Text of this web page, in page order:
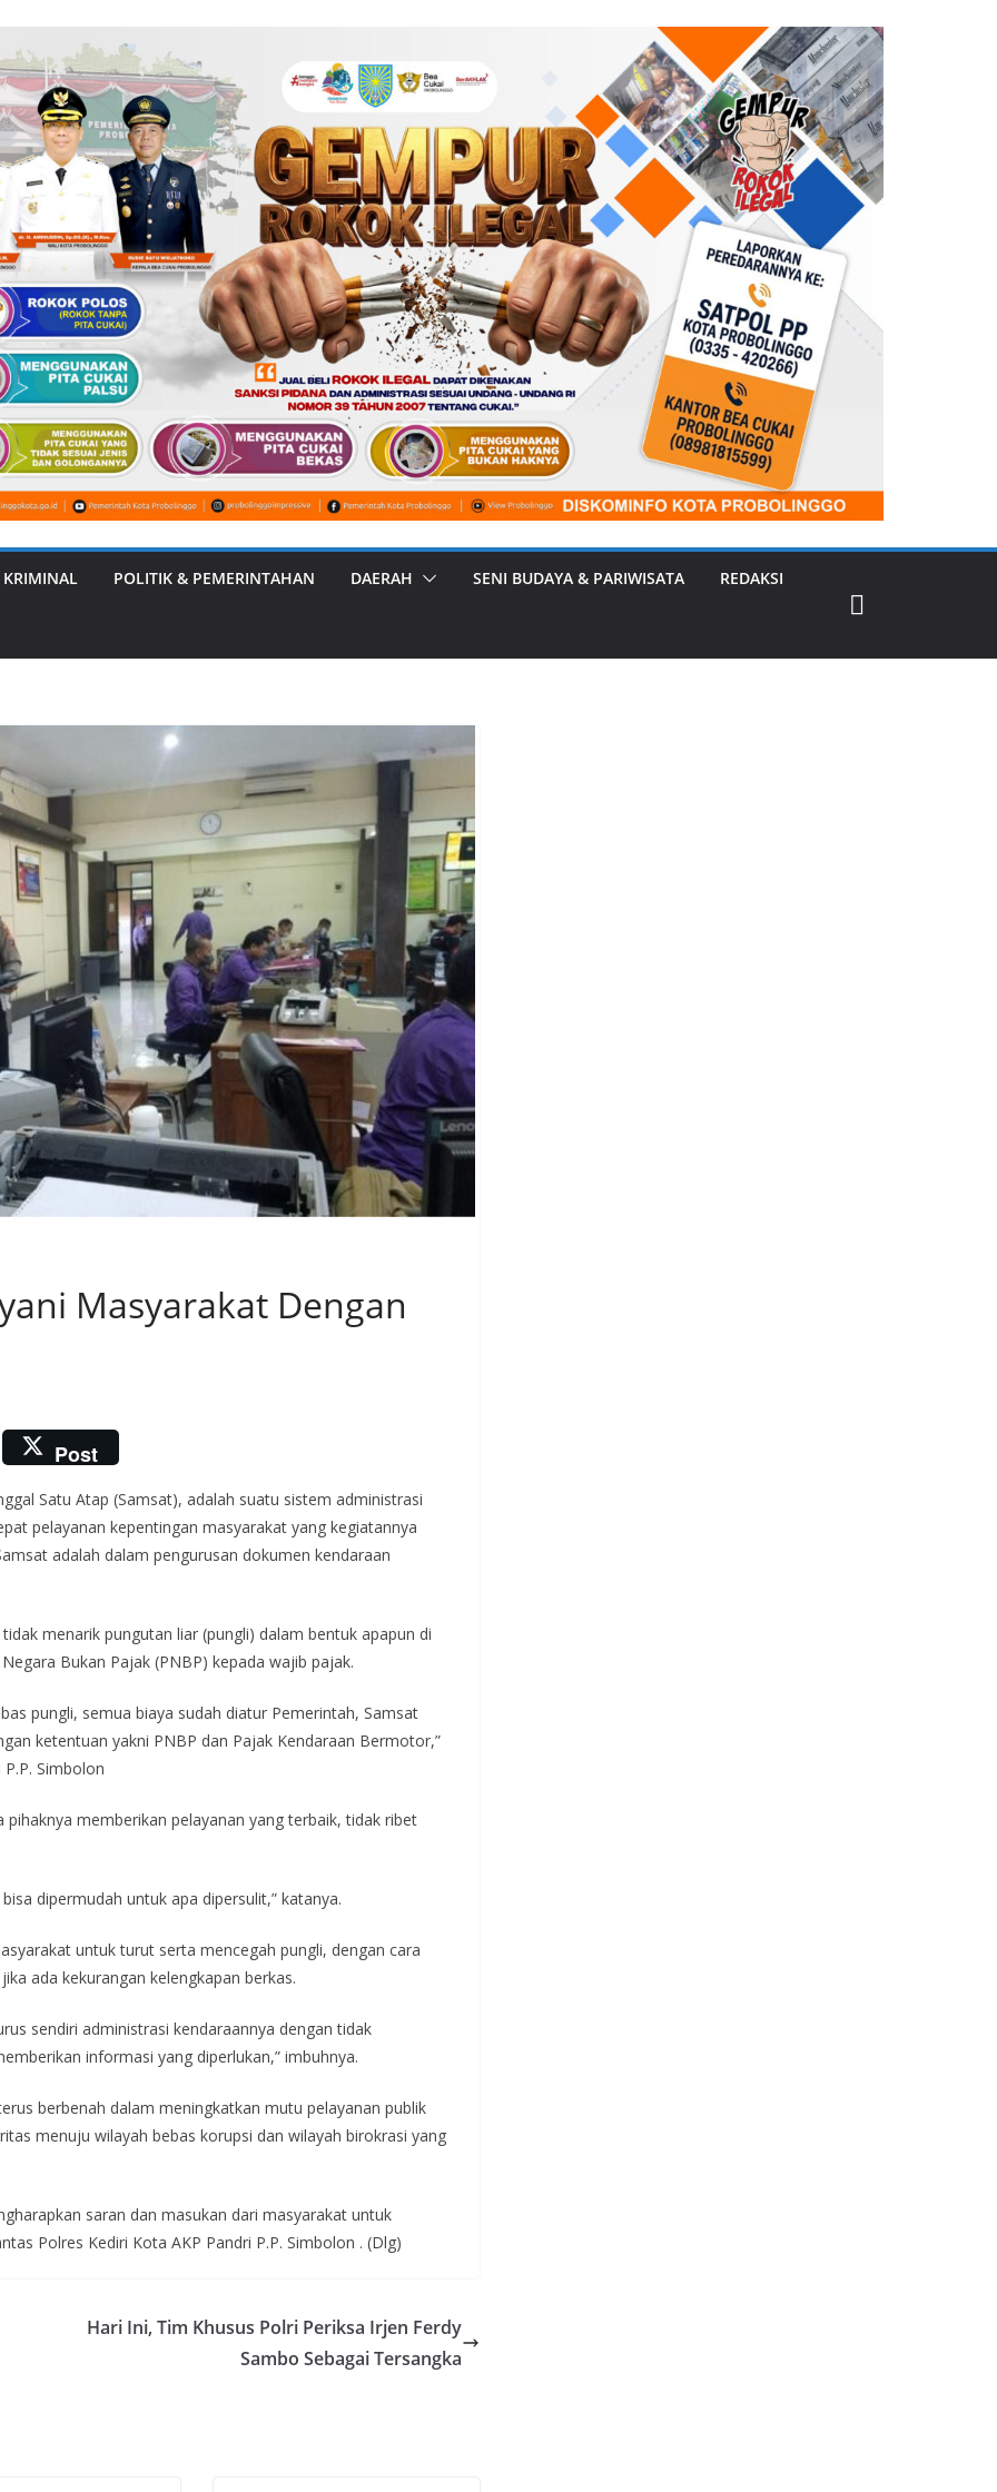
POLITIK & PEMERINTAHAN DAERAH SENI BUDAYA & PARIWISATA REDAKSI
Masyarakat Dengan
Post
Satu Atap (Samsat), adalah suatu sistem administrasi
pelayanan kepentingan masyarakat yang kegiatannya
adalah dalam pengurusan dokumen kendaraan
menarik pungutan liar (pungli) dalam bentuk apapun di
Bukan Pajak (PNBP) kepada wajib pajak.
pungli, semua biaya sudah diatur Pemerintah, Samsat
ketentuan yakni PNBP dan Pajak Kendaraan Bermotor,”
Simbolon
memberikan pelayanan yang terbaik, tidak ribet
dipermudah untuk apa dipersulit,” katanya.
untuk turut serta mencegah pungli, dengan cara
ada kekurangan kelengkapan berkas.
sendiri administrasi kendaraannya dengan tidak
informasi yang diperlukan,” imbuhnya.
berbenah dalam meningkatkan mutu pelayanan publik
menuju wilayah bebas korupsi dan wilayah birokrasi yang
saran dan masukan dari masyarakat untuk
Polres Kediri Kota AKP Pandri P.P. Simbolon . (Dlg)
Hari Ini, Tim Khusus Polri Periksa Irjen Ferdy
Sambo Sebagai Tersangka